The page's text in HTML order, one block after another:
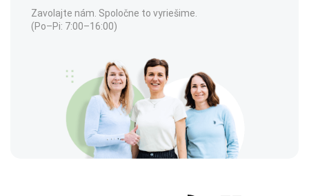
Zavolajte nám. Spoločne to vyriešime.
(Po–Pi: 7:00–16:00)